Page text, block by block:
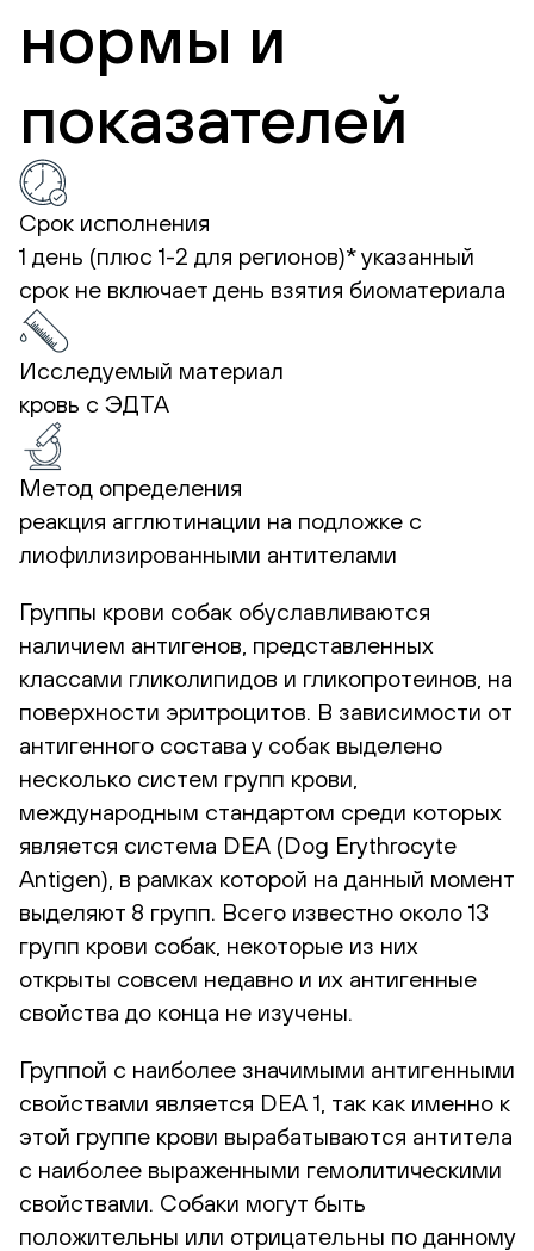
нормы и
показателей
Срок исполнения
1 день (плюс 1-2 для регионов)*указанный
срок не включает день взятия биоматериала
Исследуемый материал
кровь с ЭДТА
Метод определения
реакция агглютинации на подложке с
лиофилизированными антителами
Группы крови собак обуславливаются
наличием антигенов, представленных
классами гликолипидов и гликопротеинов, на
поверхности эритроцитов. В зависимости от
антигенного состава у собак выделено
несколько систем групп крови,
международным стандартом среди которых
является система DEA (Dog Erythrocyte
Antigen), в рамках которой на данный момент
выделяют 8 групп. Всего известно около 13
групп крови собак, некоторые из них
открыты совсем недавно и их антигенные
свойства до конца не изучены.
Группой с наиболее значимыми антигенными
свойствами является DEA 1, так как именно к
этой группе крови вырабатываются антитела
с наиболее выраженными гемолитическими
свойствами. Собаки могут быть
положительны или отрицательны по данному